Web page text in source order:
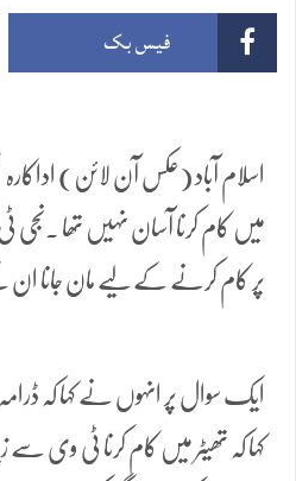
فیس بک
اسلام آباد (عکس آن لائن)
میں کام کرنا آسان نہیں تھا
پر کام کرنے کے لیے مان جانا ان
ایک سوال پر انہوں نے کہا کہ
کہا کہ تھیٹر میں کام کرنا ٹی وی